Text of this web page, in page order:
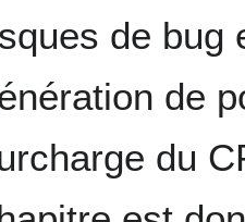
de bug
de
du